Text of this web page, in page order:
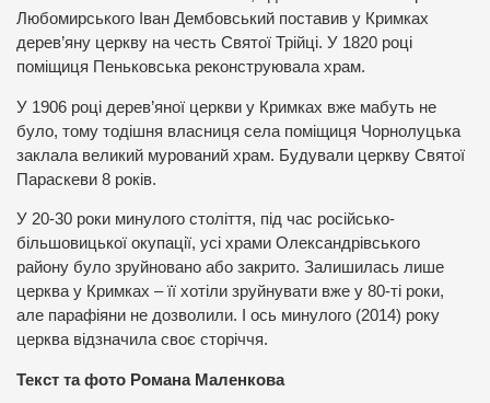
Любомирського Іван Дембовський поставив у Кримках
дерев’яну церкву на честь Святої Трійці. У 1820 році
поміщиця Пеньковська реконструювала храм.
У 1906 році дерев’яної церкви у Кримках вже мабуть не
було, тому тодішня власниця села поміщиця Чорнолуцька
заклала великий мурований храм. Будували церкву Святої
Параскеви 8 років.
У 20-30 роки минулого століття, під час російсько-
більшовицької окупації, усі храми Олександрівського
району було зруйновано або закрито. Залишилась лише
церква у Кримках – її хотіли зруйнувати вже у 80-ті роки,
але парафіяни не дозволили. І ось минулого (2014) року
церква відзначила своє сторіччя.
Текст та фото Романа Маленкова